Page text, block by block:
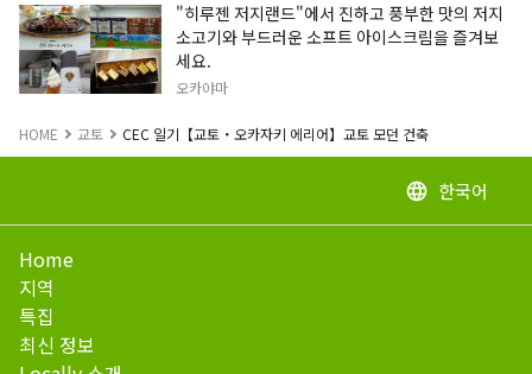
"히루젠 저지랜드"에서 진하고 풍부한 맛의 저지
소고기와 부드러운 소프트 아이스크림을 즐겨보
세요.
오카야마
HOME 교토 CEC 일기【교토・오카자키 에리어】교토 모던 건축
language 한국어
Home
지역
특집
최신 정보